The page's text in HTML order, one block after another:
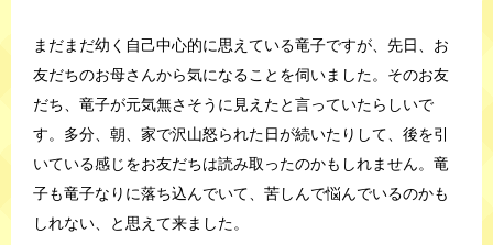
まだまだ幼く自己中心的に思えている竜子ですが、先日、お
友だちのお母さんから気になることを伺いました。そのお友
だち、竜子が元気無さそうに見えたと言っていたらしいで
す。多分、朝、家で沢山怒られた日が続いたりして、後を引
いている感じをお友だちは読み取ったのかもしれません。竜
子も竜子なりに落ち込んでいて、苦しんで悩んでいるのかも
しれない、と思えて来ました。